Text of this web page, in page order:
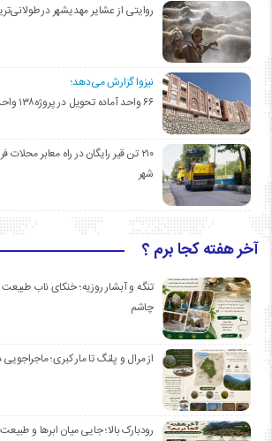
روایتی از عشایر مهدیشهر در
نیزوا گزارش می‌دهد؛
۶۶ واحد آماده تحویل در پروژه۱۳۸ واحدی مهدیشهر
۲۱۰ تن قیر رایگان در راه معابر
شهر
آخر هفته کجا برم ؟
تنگه و آبشار روزیه؛ خنکای ناب
چاشم
از مرال و پلنگ تا مار کبری؛
رودبارک بالا؛ جایی میان ابرها و طبیعت